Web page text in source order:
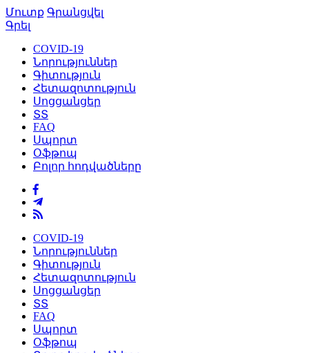
Մուտք Գրանցվել
Գրել
COVID-19
Նորություններ
Գիտություն
Հետազոտություն
Սոցցանցեր
ՏՏ
FAQ
Սպորտ
Օֆթոպ
Բոլոր հոդվածները
COVID-19
Նորություններ
Գիտություն
Հետազոտություն
Սոցցանցեր
ՏՏ
FAQ
Սպորտ
Օֆթոպ